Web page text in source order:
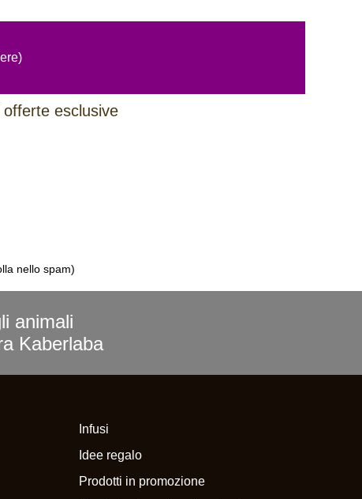
esclusive
nello spam)
animali
Kaberlaba
Infusi
Idee regalo
Prodotti in promozione